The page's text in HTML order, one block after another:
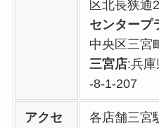
区北長狭通
センタープ
中央区三宮
三宮店:兵
-8-1-207
アクセ
各店舗三宮